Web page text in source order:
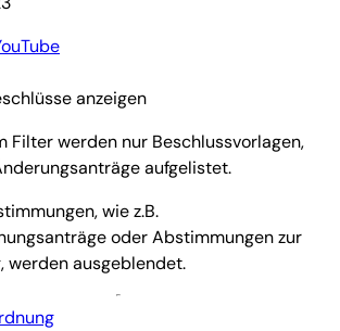
anzeigen
Filter werden nur Beschlussvorlagen,
aufgelistet.
wie z.B.
oder Abstimmungen zur
werden ausgeblendet.